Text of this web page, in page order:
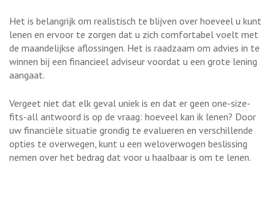
Het is belangrijk om realistisch te blijven over hoeveel u kunt
lenen en ervoor te zorgen dat u zich comfortabel voelt met
de maandelijkse aflossingen. Het is raadzaam om advies in te
winnen bij een financieel adviseur voordat u een grote lening
aangaat.
Vergeet niet dat elk geval uniek is en dat er geen one-size-
fits-all antwoord is op de vraag: hoeveel kan ik lenen? Door
uw financiële situatie grondig te evalueren en verschillende
opties te overwegen, kunt u een weloverwogen beslissing
nemen over het bedrag dat voor u haalbaar is om te lenen.